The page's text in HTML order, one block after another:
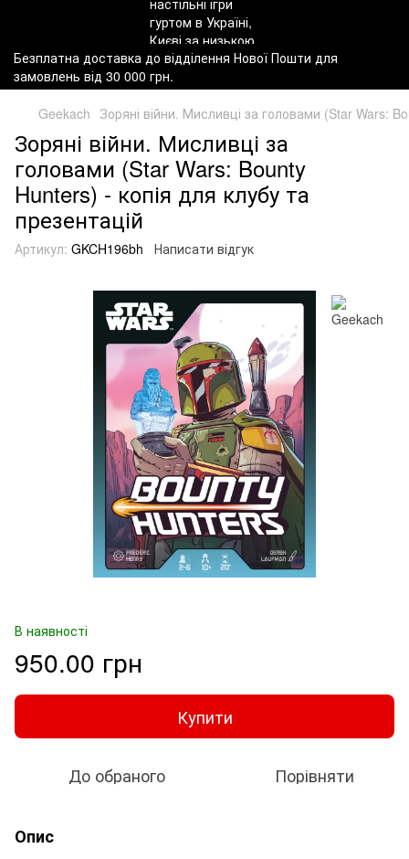
Безплатна доставка до відділення Нової Пошти для
замовлень від 30 000 грн.
Geekach Зоряні війни. Мисливці за головами (Star Wars:
Зоряні війни. Мисливці за
головами (Star Wars: Bounty
Hunters) - копія для клубу та
презентацій
Артикул: GKCH196bh Написати відгук
В наявності
950.00 грн
Купити
До обраного Порівняти
Опис